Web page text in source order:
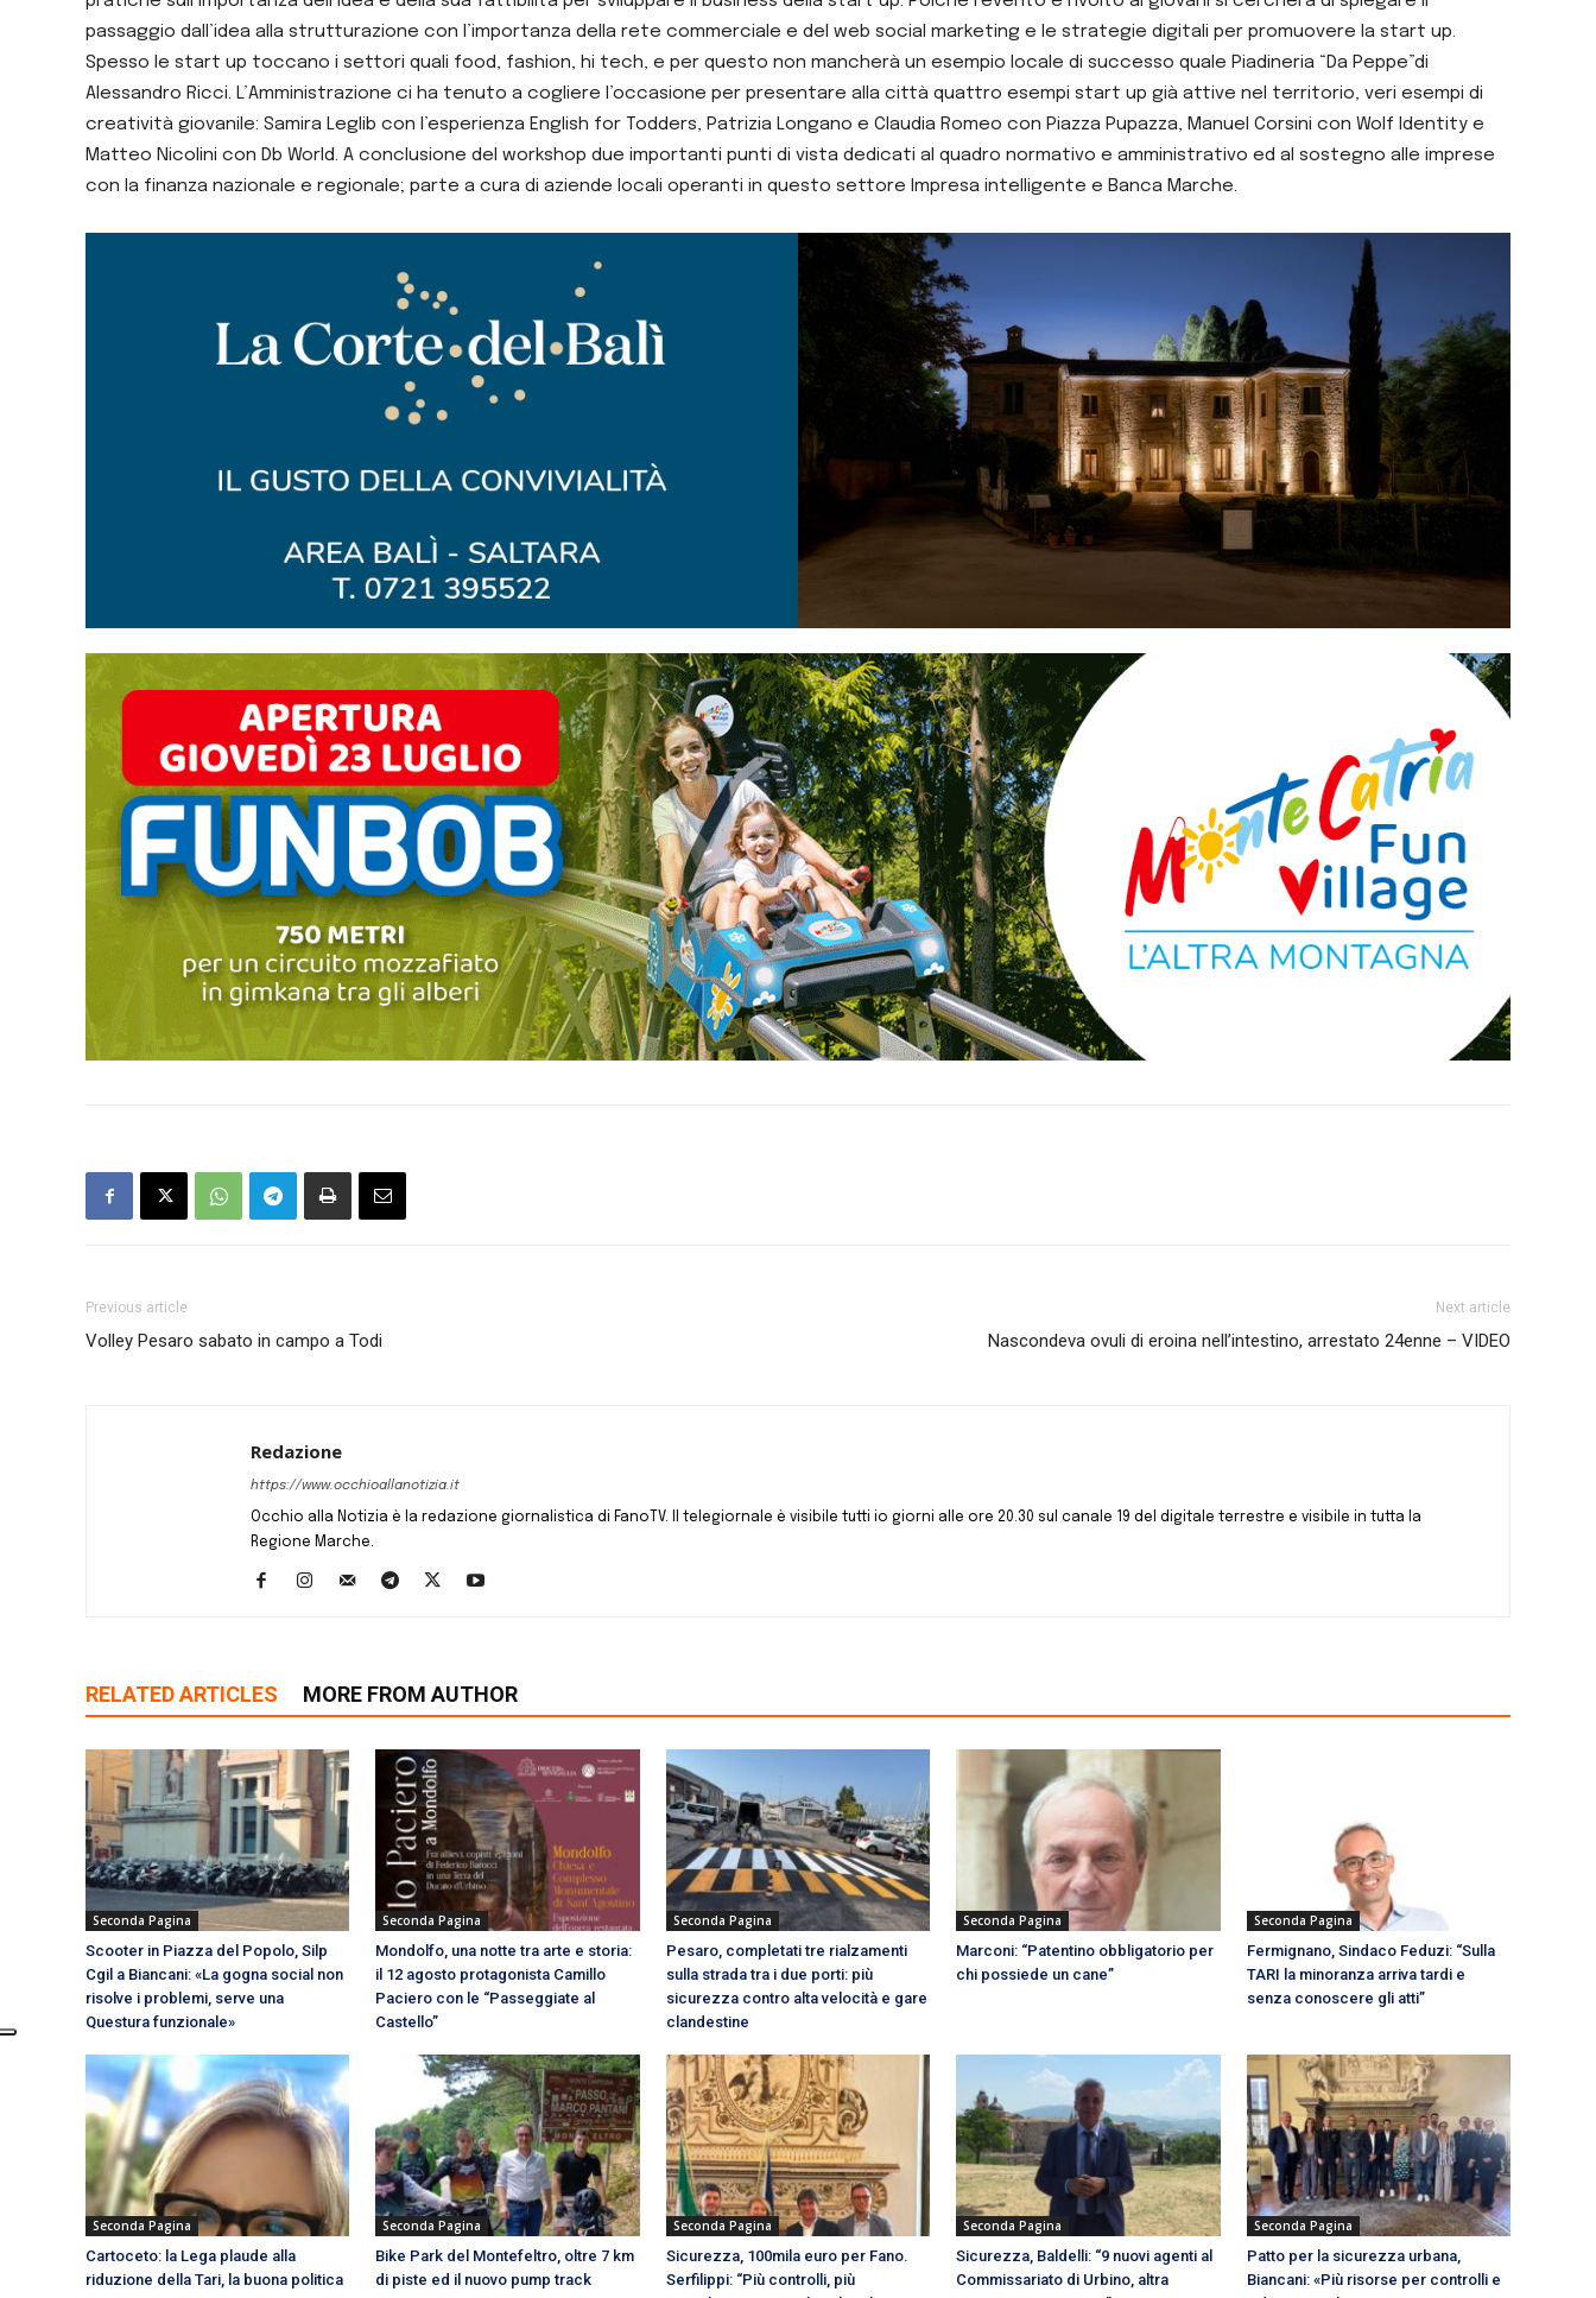
passaggio dall’idea alla strutturazione con l’importanza della rete commerciale e del web social marketing e le strategie digitali per promuovere la start up.
Spesso le start up toccano i settori quali food, fashion, hi tech, e per questo non mancherà un esempio locale di successo quale Piadineria “Da Peppe”di
Alessandro Ricci. L’Amministrazione ci ha tenuto a cogliere l’occasione per presentare alla città quattro esempi start up già attive nel territorio, veri esempi di
creatività giovanile: Samira Leglib con l’esperienza English for Todders, Patrizia Longano e Claudia Romeo con Piazza Pupazza, Manuel Corsini con Wolf Identity e
Matteo Nicolini con Db World. A conclusione del workshop due importanti punti di vista dedicati al quadro normativo e amministrativo ed al sostegno alle imprese
con la finanza nazionale e regionale; parte a cura di aziende locali operanti in questo settore Impresa intelligente e Banca Marche.
Previous article
Volley Pesaro sabato in campo a Todi
Next article
Nascondeva ovuli di eroina nell’intestino, arrestato 24enne – VIDEO
Redazione
https://www.occhioallanotizia.it
Occhio alla Notizia è la redazione giornalistica di FanoTV. Il telegiornale è visibile tutti io giorni alle ore 20.30 sul canale 19 del digitale terrestre e visibile in tutta la
Regione Marche.
RELATED ARTICLES MORE FROM AUTHOR
Seconda Pagina
Scooter in Piazza del Popolo, Silp
Cgil a Biancani: «La gogna social non
risolve i problemi, serve una
Questura funzionale»
Seconda Pagina
Mondolfo, una notte tra arte e storia:
il 12 agosto protagonista Camillo
Paciero con le “Passeggiate al
Castello”
Seconda Pagina
Pesaro, completati tre rialzamenti
sulla strada tra i due porti: più
sicurezza contro alta velocità e gare
clandestine
Seconda Pagina
Marconi: “Patentino obbligatorio per
chi possiede un cane”
Seconda Pagina
Fermignano, Sindaco Feduzi: “Sulla
TARI la minoranza arriva tardi e
senza conoscere gli atti”
Seconda Pagina
Cartoceto: la Lega plaude alla
riduzione della Tari, la buona politica
Seconda Pagina
Bike Park del Montefeltro, oltre 7 km
di piste ed il nuovo pump track
Seconda Pagina
Sicurezza, 100mila euro per Fano.
Serfilippi: “Più controlli, più
Seconda Pagina
Sicurezza, Baldelli: “9 nuovi agenti al
Commissariato di Urbino, altra
Seconda Pagina
Patto per la sicurezza urbana,
Biancani: «Più risorse per controlli e